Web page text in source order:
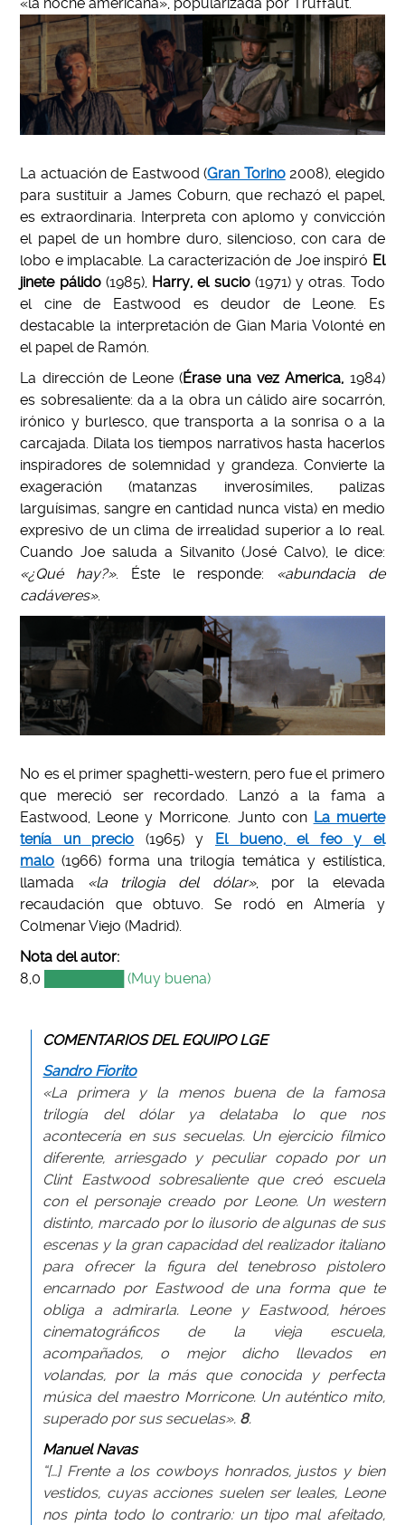
La actuación de Eastwood (Gran Torino2008), elegido
para sustituir a James Coburn, que rechazó el papel,
es extraordinaria. Interpreta con aplomo y convicción
el papel de un hombre duro, silencioso, con cara de
lobo e implacable. La caracterización de Joe inspiró El
jinete pálido(1985), Harry, el sucio(1971) y otras. Todo
el cine de Eastwood es deudor de Leone. Es
destacable la interpretación de Gian Maria Volonté en
el papel de Ramón.
La dirección de Leone (Érase una vez America, 1984)
es sobresaliente: da a la obra un cálido aire socarrón,
irónico y burlesco, que transporta a la sonrisa o a la
carcajada. Dilata los tiempos narrativos hasta hacerlos
inspiradores de solemnidad y grandeza. Convierte la
exageración (matanzas inverosímiles, palizas
larguísimas, sangre en cantidad nunca vista) en medio
expresivo de un clima de irrealidad superior a lo real.
Cuando Joe saluda a Silvanito (José Calvo), le dice:
«¿Qué hay?». Éste le responde: «abundacia de
cadáveres».
No es el primer spaghetti-western, pero fue el primero
que mereció ser recordado. Lanzó a la fama a
Eastwood, Leone y Morricone. Junto con La muerte
tenía un precio (1965) y El bueno, el feo y el
malo (1966) forma una trilogía temática y estilística,
llamada «la trilogia del dólar», por la elevada
recaudación que obtuvo. Se rodó en Almería y
Colmenar Viejo (Madrid).
Nota del autor:
8,0 ████████ (Muy buena)
COMENTARIOS DEL EQUIPO LGE
Sandro Fiorito
«La primera y la menos buena de la famosa
trilogía del dólar ya delataba lo que nos
acontecería en sus secuelas. Un ejercicio fílmico
diferente, arriesgado y peculiar copado por un
Clint Eastwood sobresaliente que creó escuela
con el personaje creado por Leone. Un western
distinto, marcado por lo ilusorio de algunas de sus
escenas y la gran capacidad del realizador italiano
para ofrecer la figura del tenebroso pistolero
encarnado por Eastwood de una forma que te
obliga a admirarla. Leone y Eastwood, héroes
cinematográficos de la vieja escuela,
acompañados, o mejor dicho llevados en
volandas, por la más que conocida y perfecta
música del maestro Morricone. Un auténtico mito,
superado por sus secuelas». 8.
Manuel Navas
“[…] Frente a los cowboys honrados, justos y bien
vestidos, cuyas acciones suelen ser leales, Leone
nos pinta todo lo contrario: un tipo mal afeitado,